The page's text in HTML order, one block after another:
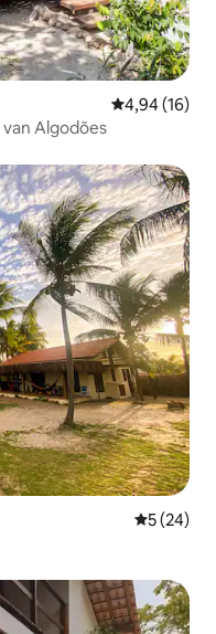
Gemiddelde
4,94 (16)
Algodões
5 (24)